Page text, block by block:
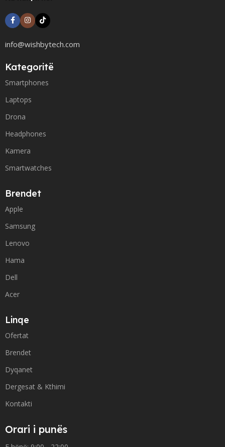
info@wishbytech.com
Kategoritë
Smartphones
Laptops
Drona
Headphones
Kamera
Smartwatches
Brendet
Apple
Samsung
Lenovo
Hama
Dell
Acer
Linqe
Ofertat
Brendet
Dyqanet
Dergesat & Kthimi
Kontakti
Orari i punës